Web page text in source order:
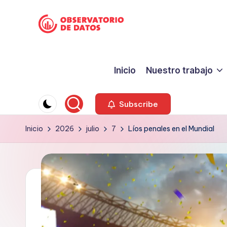
o
d
m
facts
are
sacred"
-
Charles
Preswitch
Scott
Inicio Nuestro trabajo
Subscribe
Inicio 2026 julio 7 Líos penales en el Mundial